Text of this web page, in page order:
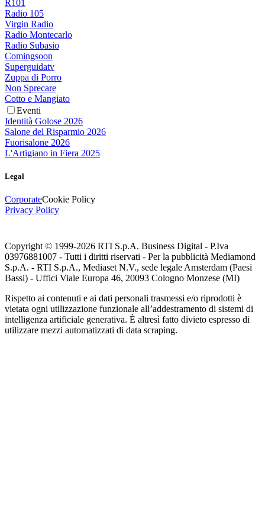
R101
Radio 105
Virgin Radio
Radio Montecarlo
Radio Subasio
Comingsoon
Superguidatv
Zuppa di Porro
Non Sprecare
Cotto e Mangiato
Eventi
Identità Golose 2026
Salone del Risparmio 2026
Fuorisalone 2026
L'Artigiano in Fiera 2025
Legal
CorporateCookie Policy
Privacy Policy
Copyright © 1999-2026 RTI S.p.A. Business Digital - P.Iva
03976881007 - Tutti i diritti riservati - Per la pubblicità Mediamond
S.p.A. - RTI S.p.A., Mediaset N.V., sede legale Amsterdam (Paesi
Bassi) - Uffici Viale Europa 46, 20093 Cologno Monzese (MI)
Rispetto ai contenuti e ai dati personali trasmessi e/o riprodotti è
vietata ogni utilizzazione funzionale all’addestramento di sistemi di
intelligenza artificiale generativa. È altresì fatto divieto espresso di
utilizzare mezzi automatizzati di data scraping.